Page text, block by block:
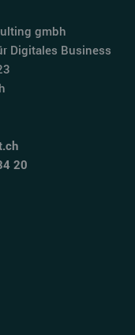
gmbh
Digitales Business
20